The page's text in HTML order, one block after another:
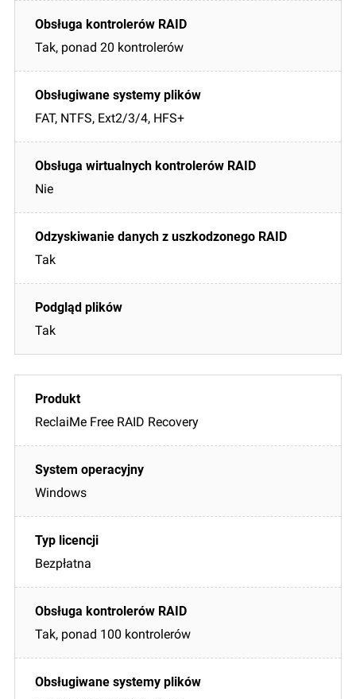
Tak, ponad 20 kontrolerów
FAT, NTFS, Ext2/3/4, HFS+
Nie
Tak
Tak
ReclaiMe Free RAID Recovery
Windows
Bezpłatna
Tak, ponad 100 kontrolerów